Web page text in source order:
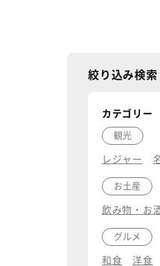
絞り込み検索
カテゴリー
観光
レジャー
お土産
飲み物・お
グルメ
和食 洋食